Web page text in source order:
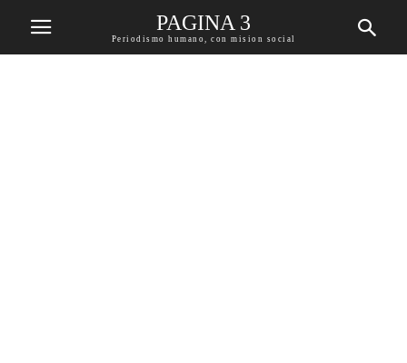
PAGINA 3
Periodismo humano, con mision social